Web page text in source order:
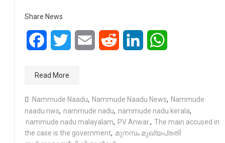
Share News
FacebookTwitter Email Reddit LinkedIn
Read More
Nammude Naadu, Nammude Naadu News, Nammude
naadu nws, nammude nadu, nammude nadu kerala,
nammude nadu malayalam, PV Anwar., The main accused in
the case is the government, മുനമ്പം മുഖ്യപ്രതി